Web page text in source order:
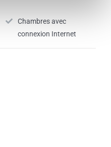
Chambres avec
connexion Internet